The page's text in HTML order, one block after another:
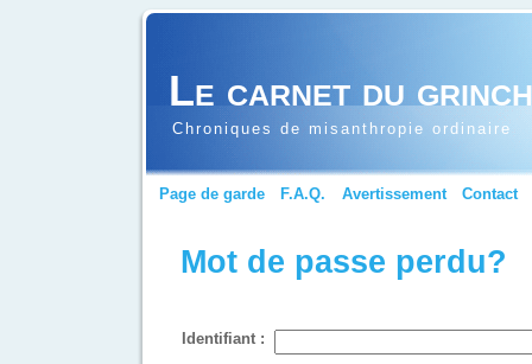
Le carnet du
Chroniques de misanthropie ordinaire
Page de garde F.A.Q. Avertissement Contact
Mot de passe perdu?
Identifiant :